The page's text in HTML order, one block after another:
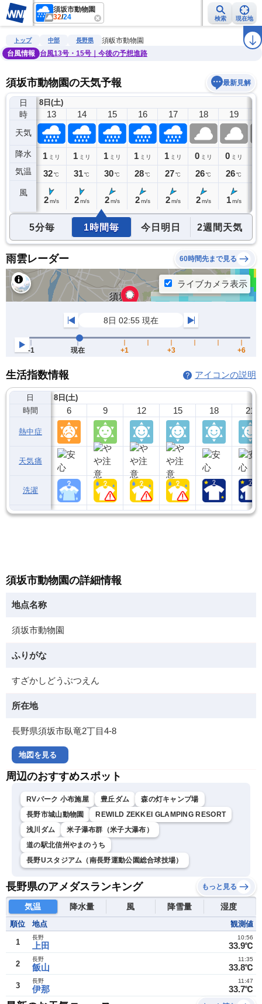
須坂市動物園
32/24 検索 現在地
雨雲レーダー 台風情報 地震情報 ラ
トップ 中部 長野県
須坂市動物園
台風情報
台風13号・15号｜今後の予想進路
須坂市動物園の天気予報 最新見解
日
時
天気
降水
気温
風
8日(土)
12
1ミリ
32℃
13
1 ミリ
32℃
2 m/s
14
1 ミリ
31℃
2 m/s
15
1 ミリ
30℃
2 m/s
16
1 ミリ
28℃
2 m/s
17
1 ミリ
27℃
2 m/s
18
0 ミリ
26℃
2 m/s
19
0 ミリ
26℃
1 m/s
5分毎 1時間毎 今日明日 2週間天気
雨雲レーダー 60時間先まで見る
生活指数情報 アイコンの説明
日
時間
熱中症
天気痛
洗濯
8日(土)
6 9 12 15 18 21
須坂市動物園の詳細情報
地点名称
須坂市動物園
ふりがな
すざかしどうぶつえん
所在地
長野県須坂市臥竜2丁目4-8
地図を見る
周辺のおすすめスポット
RVパーク 小布施屋 豊丘ダム
森の灯キャンプ場
長野市城山動物園
REWILD ZEKKEI GLAMPING RESORT
浅川ダム
米子瀑布群（米子大瀑布）
道の駅北信州やまのうち
長野Uスタジアム（南長野運動公園総合球技場）
長野県のアメダスランキング もっと見る
気温 降水量 風 降雪量 湿度
順位 地点 観測値
1 上田
長野
33.9℃
10:56
2 飯山
長野
33.8℃
11:35
3 伊那
長野
33.7℃
11:47